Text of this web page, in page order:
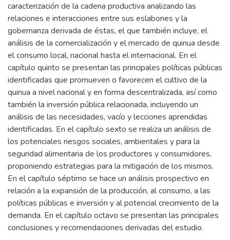
caracterización de la cadena productiva analizando las
relaciones e interacciones entre sus eslabones y la
gobernanza derivada de éstas, el que también incluye, el
análisis de la comercialización y el mercado de quinua desde
el consumo local, nacional hasta el internacional. En el
capítulo quinto se presentan las principales políticas públicas
identificadas que promueven o favorecen el cultivo de la
quinua a nivel nacional y en forma descentralizada, así como
también la inversión pública relacionada, incluyendo un
análisis de las necesidades, vacío y lecciones aprendidas
identificadas. En el capítulo sexto se realiza un análisis de
los potenciales riesgos sociales, ambientales y para la
seguridad alimentaria de los productores y consumidores,
proponiendo estrategias para la mitigación de los mismos.
En el capítulo séptimo se hace un análisis prospectivo en
relación a la expansión de la producción, al consumo, a las
políticas públicas e inversión y al potencial crecimiento de la
demanda. En el capítulo octavo se presentan las principales
conclusiones y recomendaciones derivadas del estudio.